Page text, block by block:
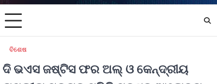
ବିଶେଷ
ଦି ଭଏସ ଜଷ୍ଟିସ ଫର ଅଲ୍ ଓ କେନ୍ଦ୍ରୀୟ